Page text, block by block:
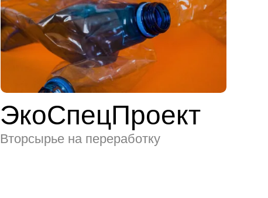
ЭкоСпецПроект
Вторсырье на переработку